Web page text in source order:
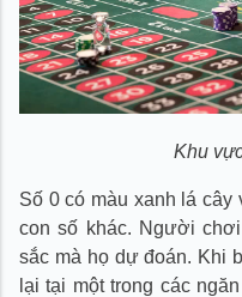
Khu
Số 0 có màu xanh lá
con số khác. Người
sắc mà họ dự đoán. Khi
lại tại một trong các